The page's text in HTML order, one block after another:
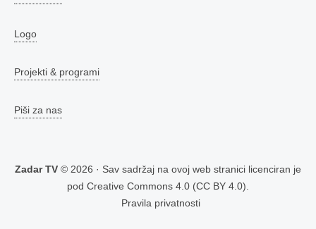
Logo
Projekti & programi
Piši za nas
Zadar TV © 2026 · Sav sadržaj na ovoj web stranici licenciran je
pod Creative Commons 4.0 (CC BY 4.0)
Pravila privatnosti